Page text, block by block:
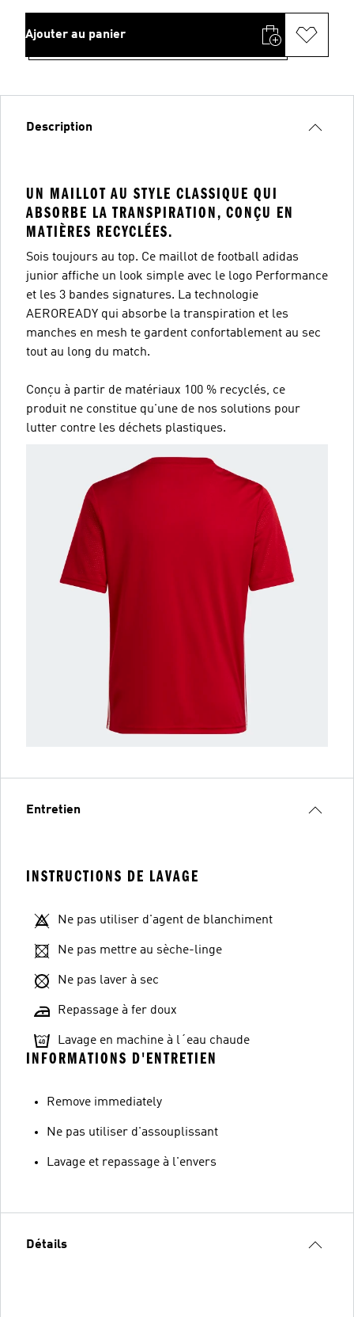
Ajouter au panier
Description
UN MAILLOT AU STYLE CLASSIQUE QUI
ABSORBE LA TRANSPIRATION, CONÇU EN
MATIÈRES RECYCLÉES.
Sois toujours au top. Ce maillot de football adidas
junior affiche un look simple avec le logo Performance
et les 3 bandes signatures. La technologie
AEROREADY qui absorbe la transpiration et les
manches en mesh te gardent confortablement au sec
tout au long du match.
Conçu à partir de matériaux 100 % recyclés, ce
produit ne constitue qu'une de nos solutions pour
lutter contre les déchets plastiques.
Entretien
INSTRUCTIONS DE LAVAGE
Ne pas utiliser d'agent de blanchiment
Ne pas mettre au sèche-linge
Ne pas laver à sec
Repassage à fer doux
Lavage en machine à l´eau chaude
INFORMATIONS D'ENTRETIEN
Remove immediately
Ne pas utiliser d'assouplissant
Lavage et repassage à l'envers
Détails